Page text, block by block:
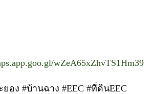
wZeA65xZhvTS1Hm39
อง #บ้านฉาง #EEC #ที่ดินEEC